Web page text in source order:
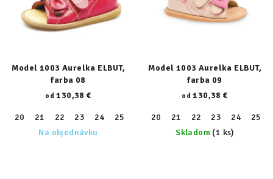
Model 1003 Aurelka ELBUT,
farba 08
od 130,38 €
20 21 22 23 24 25 27 28 29 30 31
32
Na objednávku
Model 1003 Aurelka ELBUT,
farba 09
od 130,38 €
20 21 22 23 24 25
Skladom (1 ks)